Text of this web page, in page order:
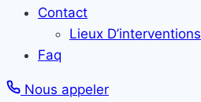
Contact
Lieux D’interventions
Faq
Nous appeler